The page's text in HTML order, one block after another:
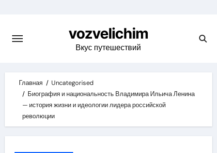
content
vozvelichim
Вкус путешествий
Главная
Uncategorised
Биография и национальность Владимира Ильича Ленина
— история жизни и идеологии лидера российской
революции